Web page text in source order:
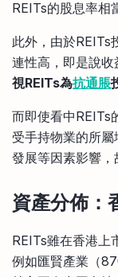
REITs的股息率相
此外，由於REITs
連性高，即是說
視REITs為抗通脹
而即使看中REITs
受手持物業的所
發展等因素影響，
資產分佈：
REITs雖在香港上
例如匯賢產業（